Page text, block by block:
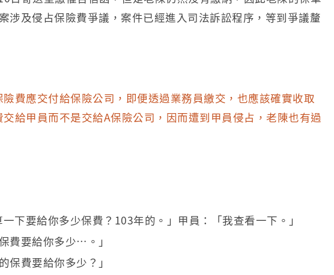
涉及侵占保險費爭議，案件已經進入司法訴訟程序，等到爭議釐
費應交付給保險公司，即便透過業務員繳交，也應該確實收取
給甲員而不是交給A保險公司，因而遭到甲員侵占，老陳也有過
下要給你多少保費？103年的。」甲員：「我查看一下。」
費要給你多少…。」
保費要給你多少？」